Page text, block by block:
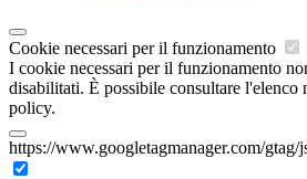
Cookie necessari per il funzionamento
I cookie necessari per il funzionamento
disabilitati. È possibile consultare l'elenco
policy.
https://www.googletagmanager.com/